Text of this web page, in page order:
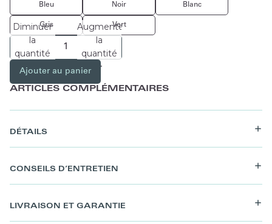
Bleu Noir Blanc
Gris Vert
Diminuer
la
quantité
Augmenter
la
quantité
Ajouter au panier
ARTICLES COMPLÉMENTAIRES
DÉTAILS
CONSEILS D’ENTRETIEN
LIVRAISON ET GARANTIE